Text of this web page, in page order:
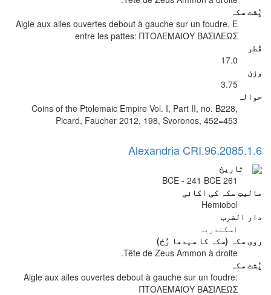
پُشت سکہ
Aigle aux ailes ouvertes debout à gauche sur un foudre, E
entre les pattes: ΠΤΟΛΕΜΑΙΟΥ ΒΑΣΙΛΕΩΣ
قُطر
17.0
وزن
3.75
حوالہ
Coins of the Ptolemaic Empire Vol. I, Part II, no. B228,
Picard, Faucher 2012, 198, Svoronos, 452=453
Alexandria CRI.96.2085.1.6
تاریخ
261 BCE - 241 BCE
مالیتِ سکہ کی اکائی
Hemiobol
دار الضرب
اسکندریہ
روی سکہ (سکہ کا سیدھا رُخ)
Tête de Zeus Ammon à droite.
پُشت سکہ
Aigle aux ailes ouvertes debout à gauche sur un foudre:
ΠΤΟΛΕΜΑΙΟΥ ΒΑΣΙΛΕΩΣ